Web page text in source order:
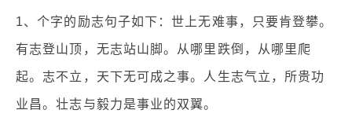
1、个字的励志句子如下：世上无难事，只要肯登攀。
有志登山顶，无志站山脚。从哪里跌倒，从哪里爬
起。志不立，天下无可成之事。人生志气立，所贵功
业昌。壮志与毅力是事业的双翼。